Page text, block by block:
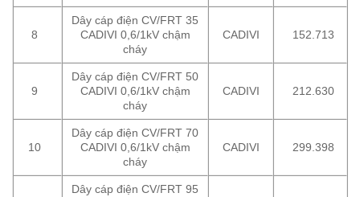
8
Dây cáp điện CV/FRT 35
CADIVI 0,6/1kV chậm
cháy
CADIVI 152.713
9
Dây cáp điện CV/FRT 50
CADIVI 0,6/1kV chậm
cháy
CADIVI 212.630
10
Dây cáp điện CV/FRT 70
CADIVI 0,6/1kV chậm
cháy
CADIVI 299.398
Dây cáp điện CV/FRT 95